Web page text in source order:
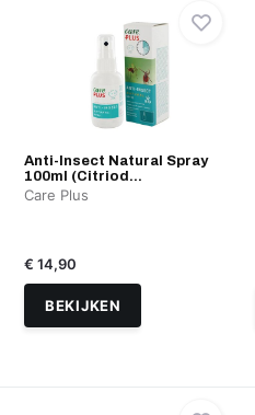
Anti-Insect Natural Spray
100ml (Citriod...
Care Plus
€ 14,90
BEKIJKEN